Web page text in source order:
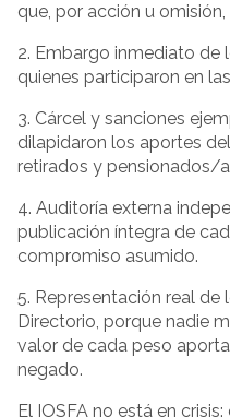
que, por acción u
2. Embargo inmediato de
quienes participaron en
3. Cárcel y sanciones
dilapidaron los aportes
retirados y pensionados/
4. Auditoría externa
publicación íntegra de
compromiso asumido.
5. Representación real de
Directorio, porque nadie
valor de cada peso
negado.
El IOSFA no está en